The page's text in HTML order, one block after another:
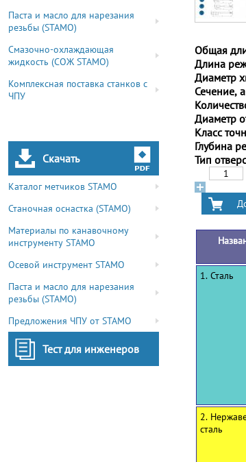
Паста и масло для нарезания
резьбы (STAMO)
Смазочно-охлаждающая
жидкость (СОЖ STAMO)
Комплексная поставка станков с
ЧПУ
Скачать
Каталог метчиков STAMO
Станочная оснастка (STAMO)
Материалы по канавочному
инструменту STAMO
Осевой инструмент STAMO
Паста и масло для нарезания
резьбы (STAMO)
Предложения ЧПУ от STAMO
Тест для инженеров
Общая
Длина
Диаметр
Сечение,
Диаметр
Класс
Глубина
Тип
1. Сталь
2.
сталь